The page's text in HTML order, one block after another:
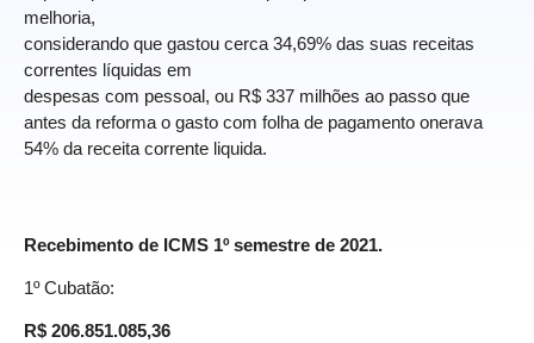
melhoria,
considerando que gastou cerca 34,69% das suas receitas
correntes líquidas em
despesas com pessoal, ou R$ 337 milhões ao passo que
antes da reforma o gasto com folha de pagamento onerava
54% da receita corrente liquida.
Recebimento de ICMS 1º semestre de 2021.
1º Cubatão:
R$ 206.851.085,36